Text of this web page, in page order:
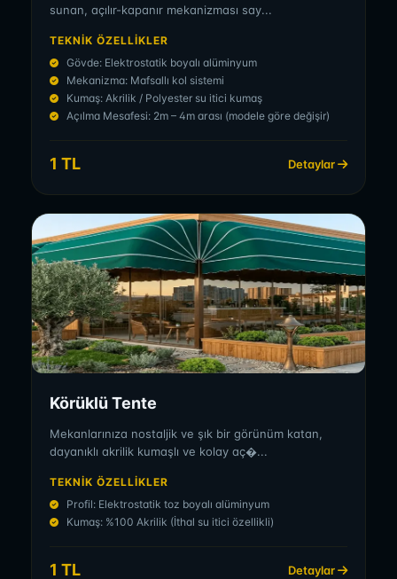
sunan, açılır-kapanır mekanizması say...
TEKNIK ÖZELLIKLER
Gövde: Elektrostatik boyalı alüminyum
Mekanizma: Mafsallı kol sistemi
Kumaş: Akrilik / Polyester su itici kumaş
Açılma Mesafesi: 2m – 4m arası (modele göre değişir)
1 TL Detaylar
Körüklü Tente
Mekanlarınıza nostaljik ve şık bir görünüm katan,
dayanıklı akrilik kumaşlı ve kolay aç�...
TEKNIK ÖZELLIKLER
Profil: Elektrostatik toz boyalı alüminyum
Kumaş: %100 Akrilik (İthal su itici özellikli)
1 TL Detaylar